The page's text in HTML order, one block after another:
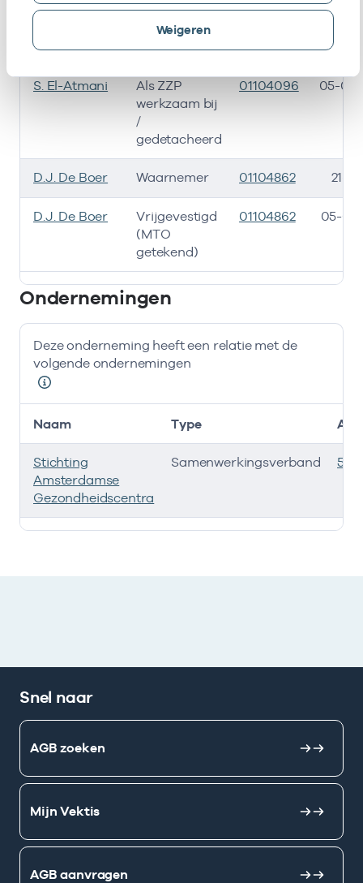
Weigeren
Bij deze onderneming werken de volgende
gedetacheerd
G. Crobu Waarnemer 01103477 16-
S. El-Atmani
Als ZZP
werkzaam bij
/
gedetacheerd
01104096 05-04-
D.J. De Boer Waarnemer 01104862 21-
D.J. De Boer
Vrijgevestigd
(MTO
getekend)
01104862 05-
Ondernemingen
Deze onderneming heeft een relatie met de
volgende ondernemingen
Deze onderneming heeft een relatie met de volgende
Naam Type
Stichting
Amsterdamse
Gezondheidscentra
Samenwerkingsverband
Snel naar
AGB zoeken
Mijn Vektis
AGB aanvragen